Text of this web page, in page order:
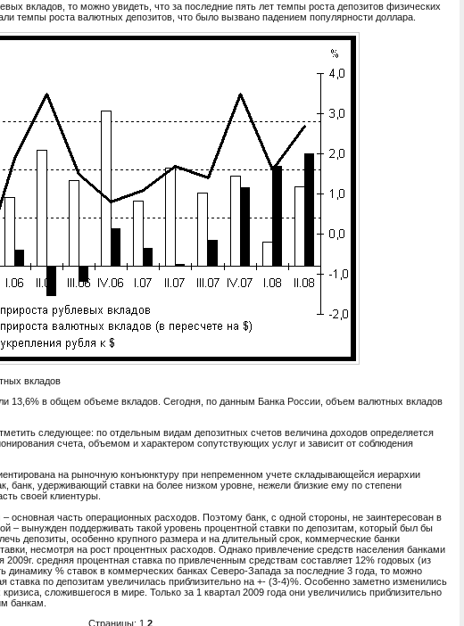
вкладов, то можно увидеть, что за последние пять лет темпы роста депозитов физических
темпы роста валютных депозитов, что было вызвано падением популярности доллара.
вкладов
13,6% в общем объеме вкладов. Сегодня, по данным Банка России, объем валютных вкладов
следующее: по отдельным видам депозитных счетов величина доходов определяется
счета, объемом и характером сопутствующих услуг и зависит от соблюдения
на рыночную конъюнктуру при непременном учете складывающейся иерархии
банк, удерживающий ставки на более низком уровне, нежели близкие ему по степени
своей клиентуры.
основная часть операционных расходов. Поэтому банк, с одной стороны, не заинтересован в
– вынужден поддерживать такой уровень процентной ставки по депозитам, который был бы
депозиты, особенно крупного размера и на длительный срок, коммерческие банки
несмотря на рост процентных расходов. Однако привлечение средств населения банками
средняя процентная ставка по привлеченным средствам составляет 12% годовых (из
динамику % ставок в коммерческих банках Северо-Запада за последние 3 года, то можно
ставка по депозитам увеличилась приблизительно на +- (3-4)%. Особенно заметно изменились
сложившегося в мире. Только за 1 квартал 2009 года они увеличились приблизительно
банкам.
Страницы: 1 2